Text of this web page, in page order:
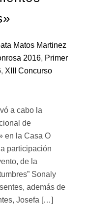
Matos Martinez
2016, Primer
, XIII Concurso
a cabo la
de
en la Casa O
participación
de la
Sonaly
además de
Josefa […]